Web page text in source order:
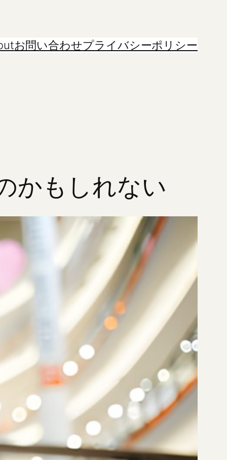
お問い合わせプライバシーポリシー
かもしれない